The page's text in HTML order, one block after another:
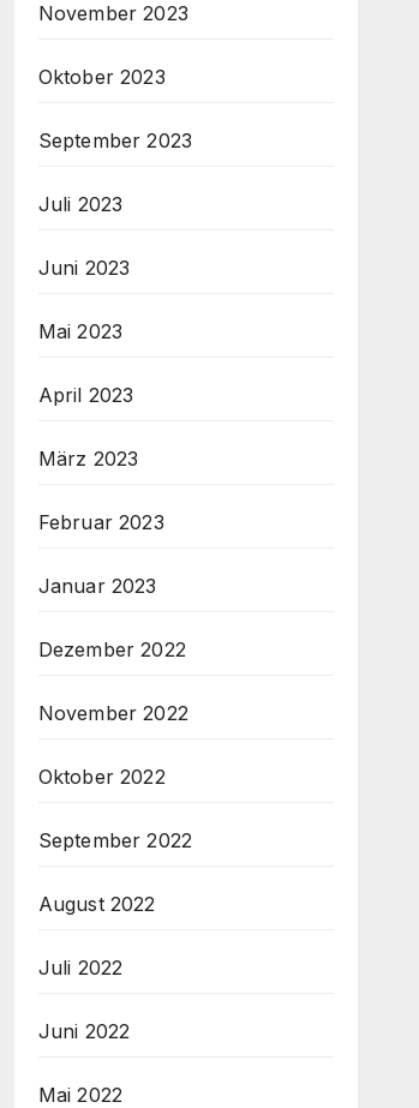
November 2023
Oktober 2023
September 2023
Juli 2023
Juni 2023
Mai 2023
April 2023
März 2023
Februar 2023
Januar 2023
Dezember 2022
November 2022
Oktober 2022
September 2022
August 2022
Juli 2022
Juni 2022
Mai 2022